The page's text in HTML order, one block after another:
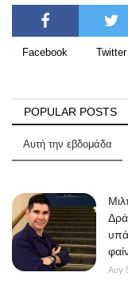
Facebook Twitter
POPULAR POSTS
Αυτή την εβδομάδα
Αυγ